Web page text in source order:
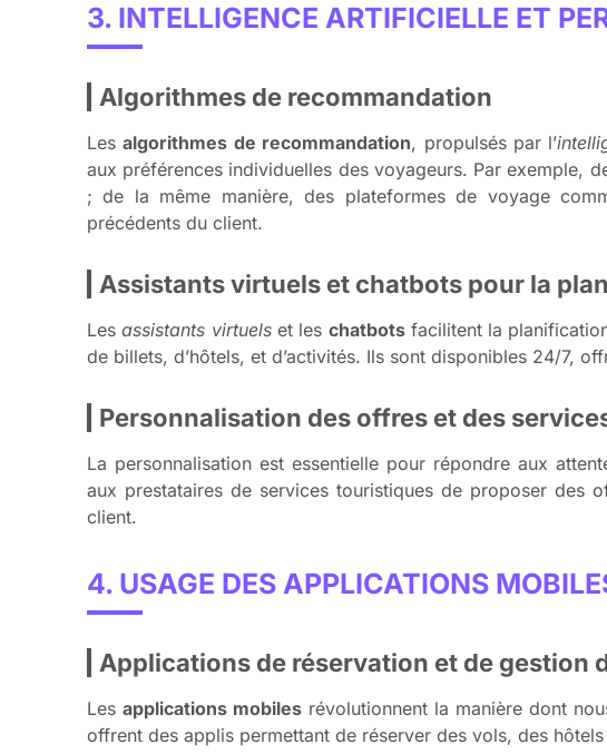
3. INTELLIGENCE ARTIFICIELLE ET
Algorithmes de recommandation
Lesalgorithmes de recommandation, propulsés par l’
aux préférences individuelles des voyageurs. Par exemple,
; de la même manière, des plateformes de voyage
précédents du client.
Assistants virtuels et chatbots pour la
Lesassistants virtuelset les chatbotsfacilitent la
de billets, d’hôtels, et d’activités. Ils sont disponibles 24/7,
Personnalisation des offres et des
La personnalisation est essentielle pour répondre aux
aux prestataires de services touristiques de proposer des
client.
4. USAGE DES APPLICATIONS
Applications de réservation et de gestion
Les applications mobiles révolutionnent la manière dont
offrent des applis permettant de réserver des vols, des